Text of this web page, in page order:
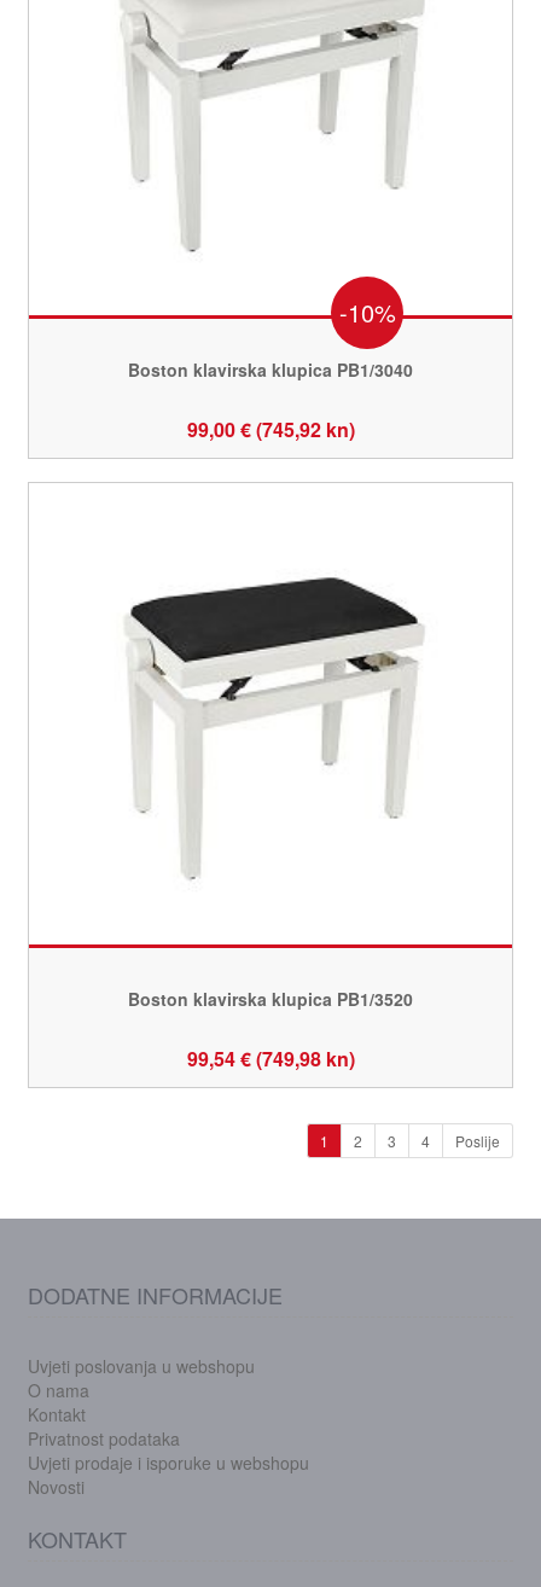
-10%
Boston klavirska klupica PB1/3040
99,00 € (745,92 kn)
Boston klavirska klupica PB1/3520
99,54 € (749,98 kn)
1 2 3 4 Poslije
DODATNE INFORMACIJE
Uvjeti poslovanja u webshopu
O nama
Kontakt
Privatnost podataka
Uvjeti prodaje i isporuke u webshopu
Novosti
KONTAKT